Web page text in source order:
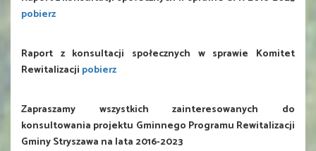
pobierz
Raport z konsultacji społecznych w sprawie Komitet
Rewitalizacji pobierz
Zapraszamy wszystkich zainteresowanych do
konsultowania projektu Gminnego Programu Rewitalizacji
Gminy Stryszawa na lata 2016-2023